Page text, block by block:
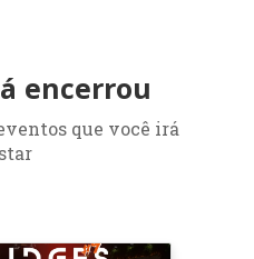
encerrou
que você irá